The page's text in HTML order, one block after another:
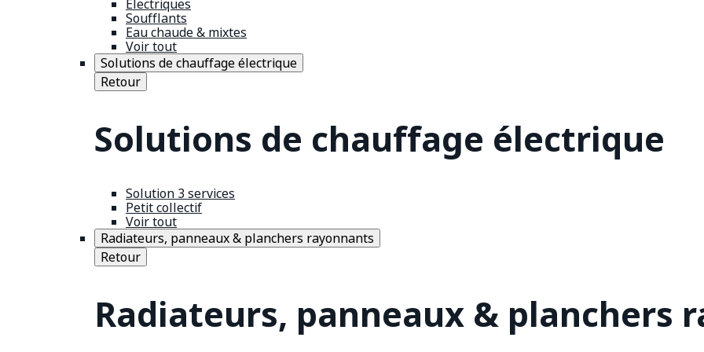
Électriques
Soufflants
Eau chaude & mixtes
Voir tout
Solutions de chauffage électrique
Retour
Solutions de chauffage électrique
Solution 3 services
Petit collectif
Voir tout
Radiateurs, panneaux & planchers rayonnants
Retour
Radiateurs, panneaux & planchers